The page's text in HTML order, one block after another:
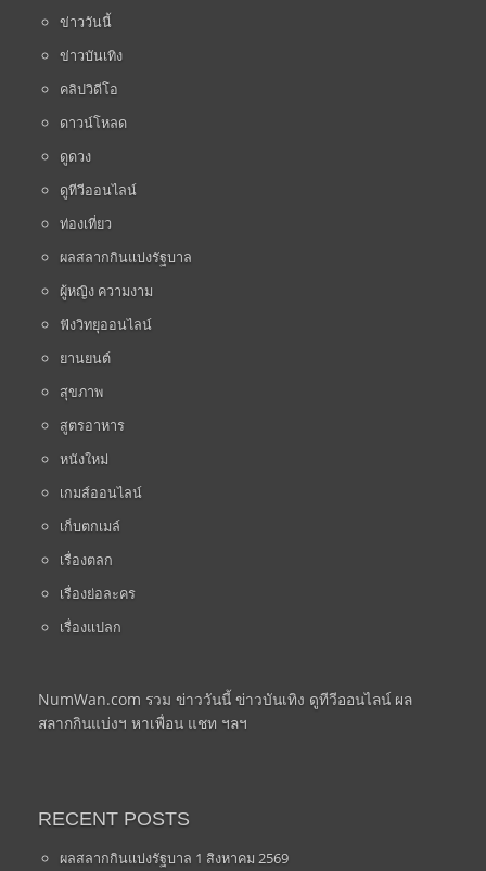
ข่าววันนี้
ข่าวบันเทิง
คลิปวิดีโอ
ดาวน์โหลด
ดูดวง
ดูทีวีออนไลน์
ท่องเที่ยว
ผลสลากกินแบ่งรัฐบาล
ผู้หญิง ความงาม
ฟังวิทยุออนไลน์
ยานยนต์
สุขภาพ
สูตรอาหาร
หนังใหม่
เกมส์ออนไลน์
เก็บตกเมล์
เรื่องตลก
เรื่องย่อละคร
เรื่องแปลก
NumWan.com รวม ข่าววันนี้ ข่าวบันเทิง ดูทีวีออนไลน์ ผล
สลากกินแบ่งฯ หาเพื่อน แชท ฯลฯ
RECENT POSTS
ผลสลากกินแบ่งรัฐบาล 1 สิงหาคม 2569